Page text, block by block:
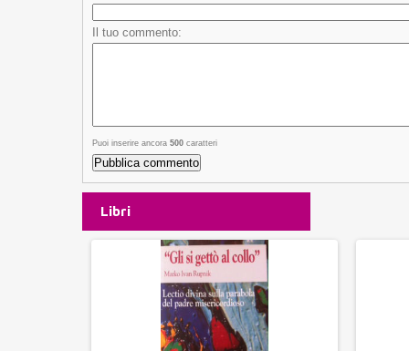
Il tuo commento:
Puoi inserire ancora 500 caratteri
Libri